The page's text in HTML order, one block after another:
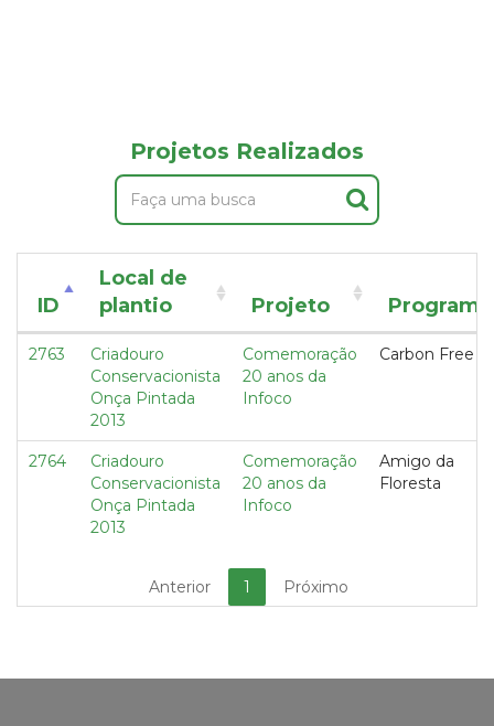
Projetos Realizados
ID
Local de
plantio
Projeto Programa
2763
Criadouro
Conservacionista
Onça Pintada
2013
Comemoração
20 anos da
Infoco
Carbon Free
2764
Criadouro
Conservacionista
Onça Pintada
2013
Comemoração
20 anos da
Infoco
Amigo da
Floresta
Anterior 1 Próximo